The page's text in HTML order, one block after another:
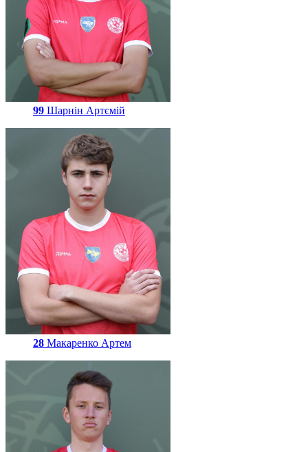
99 Шарнін Артємій
28 Макаренко Артем